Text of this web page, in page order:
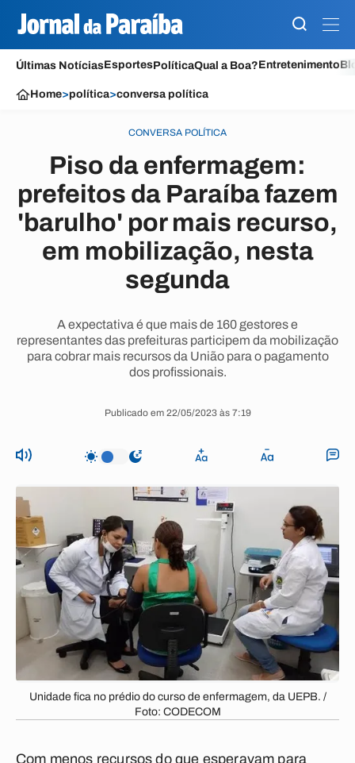
Últimas NotíciasEsportesPolíticaQual a Boa?Entretenimento
Home>política>conversa política
CONVERSA POLÍTICA
Piso da enfermagem:
prefeitos da Paraíba fazem
'barulho' por mais recurso,
em mobilização, nesta
segunda
A expectativa é que mais de 160 gestores e
representantes das prefeituras participem da mobilização
para cobrar mais recursos da União para o pagamento
dos profissionais.
Publicado em 22/05/2023 às 7:19
Unidade fica no prédio do curso de enfermagem, da UEPB. /
Foto: CODECOM
Com menos recursos do que esperavam para